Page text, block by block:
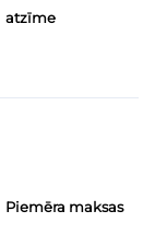
atzīme
Piemēra maksas